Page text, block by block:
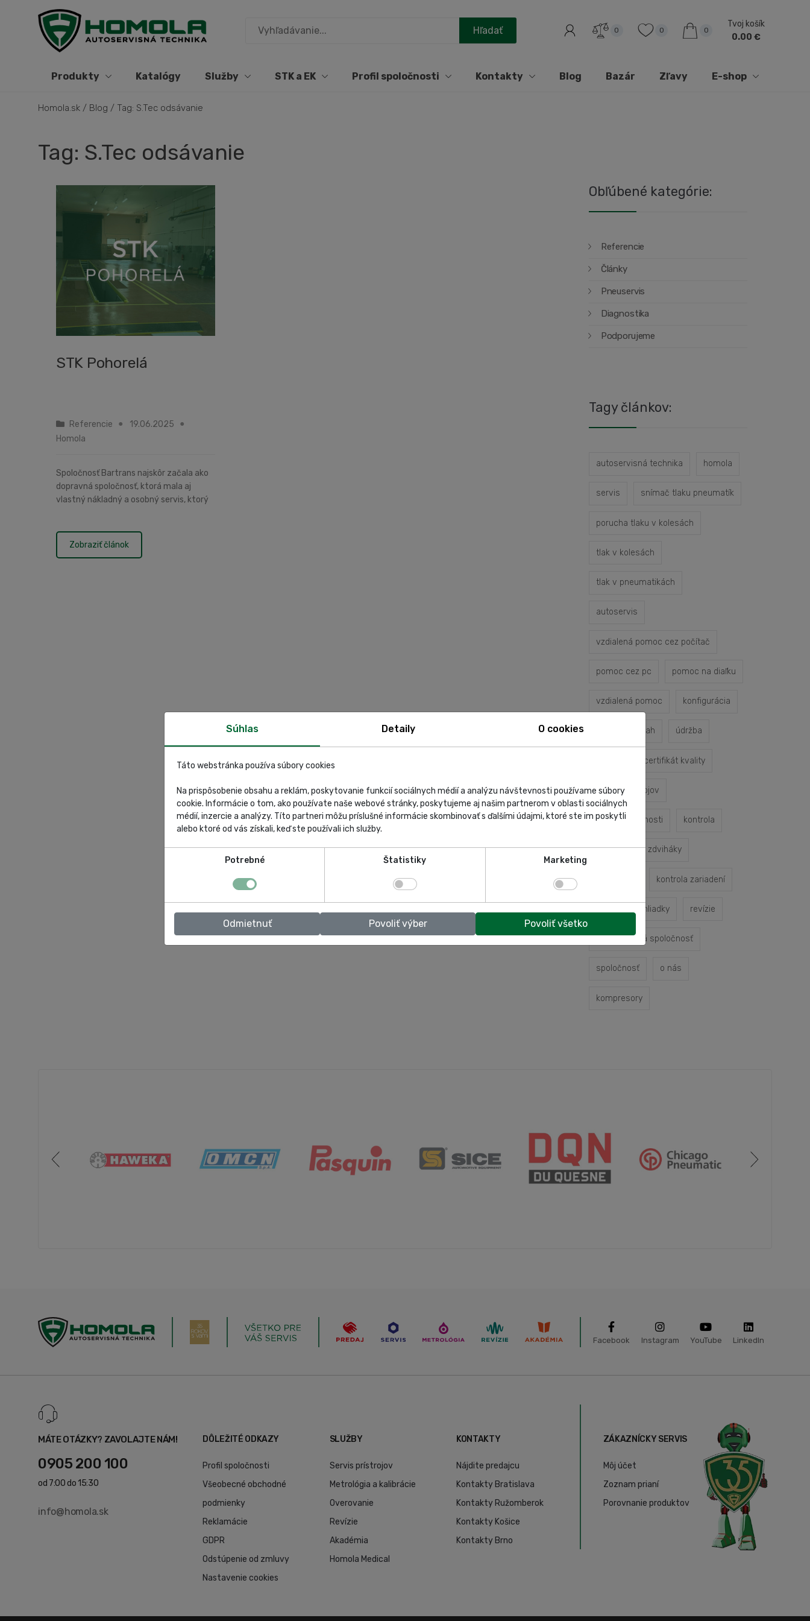
0 0 0
Tvoj košík
0.00 €
Produkty Katalógy Služby STK a EK Profil spoločnosti Kontakty Blog Bazár Zľavy E-shop
Homola.sk / Blog / Tag: S.Tec odsávanie
Tag: S.Tec odsávanie
STK Pohorelá
Referencie
19.06.2025
Homola
Spoločnosť Bartrans najskôr začala ako
dopravná spoločnosť, ktorá mala aj
vlastný nákladný a osobný servis, ktorý
zriadenia STK linky, ktorá ...
Zobraziť článok
Obľúbené kategórie:
Referencie
Články
Pneuservis
Diagnostika
Podporujeme
Tagy článkov:
autoservisná technika homola
servis snímač tlaku pneumatík
porucha tlaku v kolesách
tlak v kolesách
tlak v pneumatikách
autoservis
vzdialená pomoc cez počítač
pomoc cez pc pomoc na diaľku
vzdialená pomoc konfigurácia
servisný zásah údržba
certifikát kvality
servis prístrojov
profil spoločnosti kontrola
kontrola zdviháky
kontrola zariadení
odborné prehliadky revízie
autoservisná spoločnosť
spoločnosť o nás
kompresory
Facebook Instagram YouTube LinkedIn
MÁTE OTÁZKY? ZAVOLAJTE NÁM!
0905 200 100
od 7:00 do 15:30
info@homola.sk
DÔLEŽITÉ ODKAZY
Profil spoločnosti
Všeobecné obchodné
podmienky
Reklamácie
GDPR
Odstúpenie od zmluvy
Nastavenie cookies
SLUŽBY
Servis prístrojov
Metrológia a kalibrácie
Overovanie
Revízie
Akadémia
Homola Medical
KONTAKTY
Nájdite predajcu
Kontakty Bratislava
Kontakty Ružomberok
Kontakty Košice
Kontakty Brno
ZÁKAZNÍCKY SERVIS
Môj účet
Zoznam prianí
Porovnanie produktov
Súhlas Detaily O cookies
Táto webstránka používa súbory cookies
Na prispôsobenie obsahu a reklám, poskytovanie funkcií sociálnych médií a analýzu návštevnosti používame súbory
cookie. Informácie o tom, ako používate naše webové stránky, poskytujeme aj našim partnerom v oblasti sociálnych
médií, inzercie a analýzy. Títo partneri môžu príslušné informácie skombinovať s ďalšími údajmi, ktoré ste im poskytli
alebo ktoré od vás získali, keď ste používali ich služby.
Potrebné Štatistiky Marketing
Odmietnuť Povoliť výber Povoliť všetko